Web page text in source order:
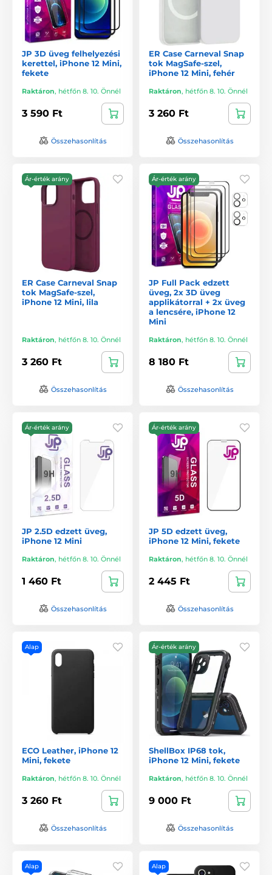
JP 3D üveg felhelyezési
kerettel, iPhone 12 Mini,
fekete
Raktáron, hétfőn 8. 10. Önnél
3 590 Ft
Összehasonlítás
ER Case Carneval Snap
tok MagSafe-szel,
iPhone 12 Mini, fehér
Raktáron, hétfőn 8. 10. Önnél
3 260 Ft
Összehasonlítás
Ár-érték arány
ER Case Carneval Snap
tok MagSafe-szel,
iPhone 12 Mini, lila
Raktáron, hétfőn 8. 10. Önnél
3 260 Ft
Összehasonlítás
Ár-érték arány
JP Full Pack edzett
üveg, 2x 3D üveg
applikátorral + 2x üveg
a lencsére, iPhone 12
Mini
Raktáron, hétfőn 8. 10. Önnél
8 180 Ft
Összehasonlítás
Ár-érték arány
JP 2.5D edzett üveg,
iPhone 12 Mini
Raktáron, hétfőn 8. 10. Önnél
1 460 Ft
Összehasonlítás
Ár-érték arány
JP 5D edzett üveg,
iPhone 12 Mini, fekete
Raktáron, hétfőn 8. 10. Önnél
2 445 Ft
Összehasonlítás
Alap
ECO Leather, iPhone 12
Mini, fekete
Raktáron, hétfőn 8. 10. Önnél
3 260 Ft
Összehasonlítás
Ár-érték arány
ShellBox IP68 tok,
iPhone 12 Mini, fekete
Raktáron, hétfőn 8. 10. Önnél
9 000 Ft
Összehasonlítás
Alap Alap